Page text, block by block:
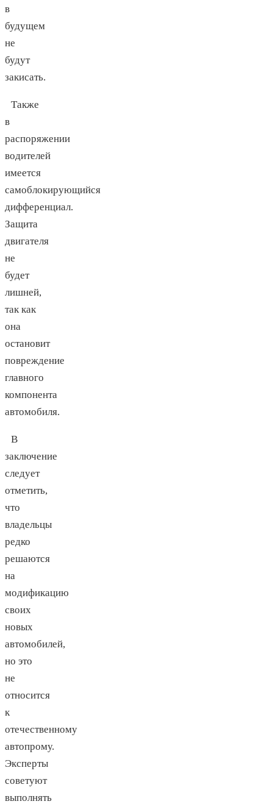
в
будущем
не
будут
закисать.
Также
в
распоряжении
водителей
имеется
самоблокирующийся
дифференциал.
Защита
двигателя
не
будет
лишней,
так как
она
остановит
повреждение
главного
компонента
автомобиля.
В
заключение
следует
отметить,
что
владельцы
редко
решаются
на
модификацию
своих
новых
автомобилей,
но это
не
относится
к
отечественному
автопрому.
Эксперты
советуют
выполнять